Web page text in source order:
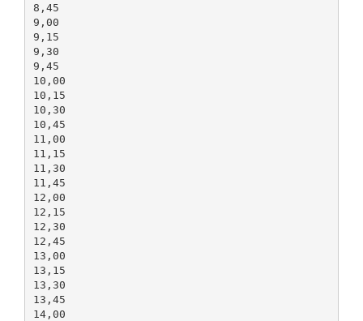
8,45
9,00
9,15
9,30
9,45
10,00
10,15
10,30
10,45
11,00
11,15
11,30
11,45
12,00
12,15
12,30
12,45
13,00
13,15
13,30
13,45
14,00